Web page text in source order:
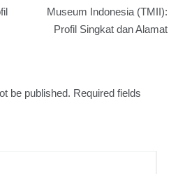
Museum Indonesia (TMII):
Profil Singkat dan Alamat
be published. Required fields